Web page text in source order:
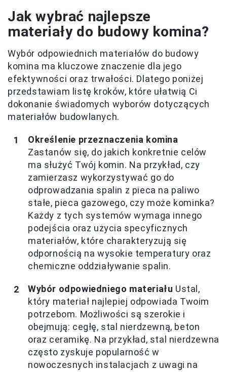
Jak wybrać najlepsze
materiały do budowy komina?
Wybór odpowiednich materiałów do budowy
komina ma kluczowe znaczenie dla jego
efektywności oraz trwałości. Dlatego poniżej
przedstawiam listę kroków, które ułatwią Ci
dokonanie świadomych wyborów dotyczących
materiałów budowlanych.
Określenie przeznaczenia komina
Zastanów się, do jakich konkretnie celów
ma służyć Twój komin. Na przykład, czy
zamierzasz wykorzystywać go do
odprowadzania spalin z pieca na paliwo
stałe, pieca gazowego, czy może kominka?
Każdy z tych systemów wymaga innego
podejścia oraz użycia specyficznych
materiałów, które charakteryzują się
odpornością na wysokie temperatury oraz
chemiczne oddziaływanie spalin.
Wybór odpowiedniego materiału Ustal,
który materiał najlepiej odpowiada Twoim
potrzebom. Możliwości są szerokie i
obejmują: cegłę, stal nierdzewną, beton
oraz ceramikę. Na przykład, stal nierdzewna
często zyskuje popularność w
nowoczesnych instalacjach z uwagi na